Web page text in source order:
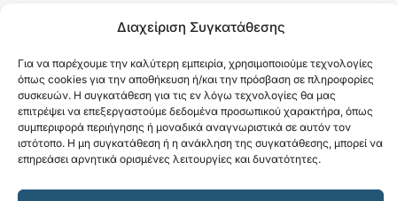
Διαχείριση Συγκατάθεσης
Για να παρέχουμε την καλύτερη εμπειρία, χρησιμοποιούμε τεχνολογίες
όπως cookies για την αποθήκευση ή/και την πρόσβαση σε πληροφορίες
συσκευών. Η συγκατάθεση για τις εν λόγω τεχνολογίες θα μας
επιτρέψει να επεξεργαστούμε δεδομένα προσωπικού χαρακτήρα, όπως
συμπεριφορά περιήγησης ή μοναδικά αναγνωριστικά σε αυτόν τον
ιστότοπο. Η μη συγκατάθεση ή η ανάκληση της συγκατάθεσης, μπορεί να
επηρεάσει αρνητικά ορισμένες λειτουργίες και δυνατότητες.
o
k
Σ.ΠΑΠΑΔΑΚΗΣ-Π.ΠΑΠΑΔΑΚΗ Ο.Ε
ΚΟΜΝΗΝΩΝ 9, ΝΙΚΑΙΑ, 18454
2130383670
ΣΤΕΛΙΟΣ 6947728348
ΠΩΛΙΝΑ 6984662765
info@stelko.gr
Αποποίηση ΕυθυνώνΔήλωση Απορρήτου